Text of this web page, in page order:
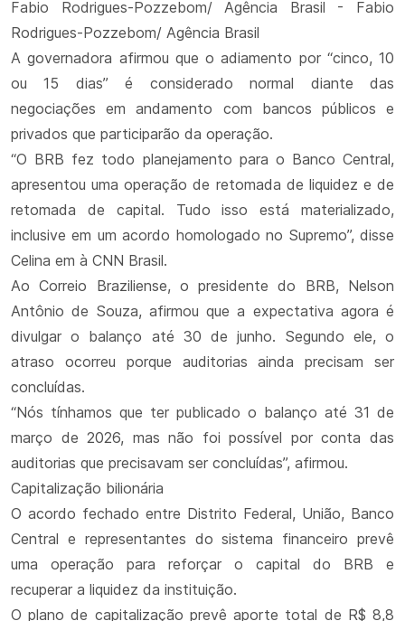
Fabio Rodrigues-Pozzebom/ Agência Brasil - Fabio
Rodrigues-Pozzebom/ Agência Brasil
A governadora afirmou que o adiamento por “cinco, 10
ou 15 dias” é considerado normal diante das
negociações em andamento com bancos públicos e
privados que participarão da operação.
“O BRB fez todo planejamento para o Banco Central,
apresentou uma operação de retomada de liquidez e de
retomada de capital. Tudo isso está materializado,
inclusive em um acordo homologado no Supremo”, disse
Celina em à CNN Brasil.
Ao Correio Braziliense, o presidente do BRB, Nelson
Antônio de Souza, afirmou que a expectativa agora é
divulgar o balanço até 30 de junho. Segundo ele, o
atraso ocorreu porque auditorias ainda precisam ser
concluídas.
“Nós tínhamos que ter publicado o balanço até 31 de
março de 2026, mas não foi possível por conta das
auditorias que precisavam ser concluídas”, afirmou.
Capitalização bilionária
O acordo fechado entre Distrito Federal, União, Banco
Central e representantes do sistema financeiro prevê
uma operação para reforçar o capital do BRB e
recuperar a liquidez da instituição.
O plano de capitalização prevê aporte total de R$ 8,8